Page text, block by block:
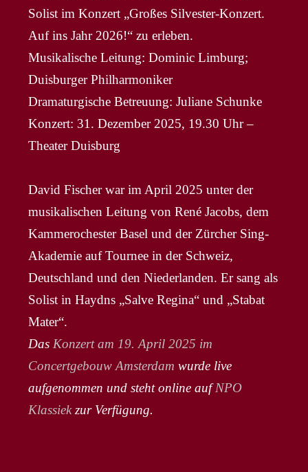
Solist im Konzert „Großes Silvester-Konzert.
Auf ins Jahr 2026!“ zu erleben.
Musikalische Leitung: Dominic Limburg;
Duisburger Philharmoniker
Dramaturgische Betreuung: Juliane Schunke
Konzert: 31. Dezember 2025, 19.30 Uhr –
Theater Duisburg
David Fischer war im April 2025 unter der
musikalischen Leitung von René Jacobs, dem
Kammerochester Basel und der Zürcher Sing-
Akademie auf Tournee in der Schweiz,
Deutschland und den Niederlanden. Er sang als
Solist in Haydns „Salve Regina“ und „Stabat
Mater“.
Das Konzert am 19. April 2025 im
Concertgebouw Amsterdam wurde live
aufgenommen und steht online aufNPO
Klassiekzur Verfügung.